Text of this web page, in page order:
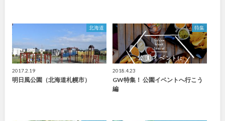
北海道
2017.2.19
明日風公園（北海道札幌市）
特集
2018.4.23
GW特集！ 公園イベントへ行こう
編